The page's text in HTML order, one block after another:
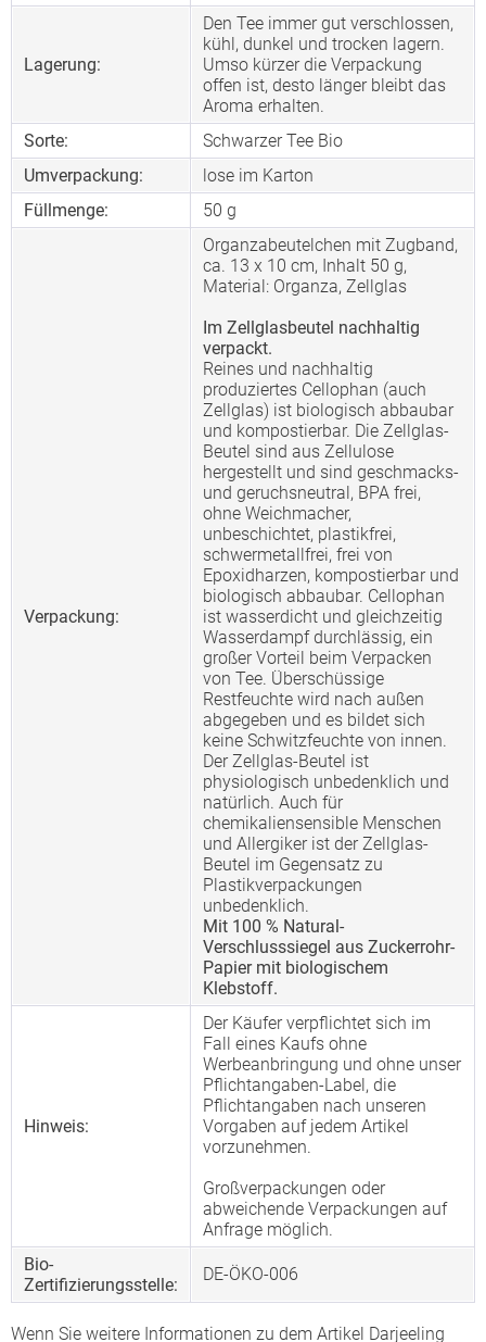
Lagerung:
Den Tee immer gut verschlossen,
kühl, dunkel und trocken lagern.
Umso kürzer die Verpackung
offen ist, desto länger bleibt das
Aroma erhalten.
Sorte:
Schwarzer Tee Bio
Umverpackung:
lose im Karton
Füllmenge:
50 g
Verpackung:
Organzabeutelchen mit Zugband,
ca. 13 x 10 cm, Inhalt 50 g,
Material: Organza, Zellglas
Im Zellglasbeutel nachhaltig
verpackt.
Reines und nachhaltig
produziertes Cellophan (auch
Zellglas) ist biologisch abbaubar
und kompostierbar. Die Zellglas-
Beutel sind aus Zellulose
hergestellt und sind geschmacks-
und geruchsneutral, BPA frei,
ohne Weichmacher,
unbeschichtet, plastikfrei,
schwermetallfrei, frei von
Epoxidharzen, kompostierbar und
biologisch abbaubar. Cellophan
ist wasserdicht und gleichzeitig
Wasserdampf durchlässig, ein
großer Vorteil beim Verpacken
von Tee. Überschüssige
Restfeuchte wird nach außen
abgegeben und es bildet sich
keine Schwitzfeuchte von innen.
Der Zellglas-Beutel ist
physiologisch unbedenklich und
natürlich. Auch für
chemikaliensensible Menschen
und Allergiker ist der Zellglas-
Beutel im Gegensatz zu
Plastikverpackungen
unbedenklich.
Mit 100 % Natural-
Verschlusssiegel aus Zuckerrohr-
Papier mit biologischem
Klebstoff.
Hinweis:
Der Käufer verpflichtet sich im
Fall eines Kaufs ohne
Werbeanbringung und ohne unser
Pflichtangaben-Label, die
Pflichtangaben nach unseren
Vorgaben auf jedem Artikel
vorzunehmen.
Großverpackungen oder
abweichende Verpackungen auf
Anfrage möglich.
Bio-
Zertifizierungsstelle:
DE-ÖKO-006
Wenn Sie weitere Informationen zu dem Artikel Darjeeling